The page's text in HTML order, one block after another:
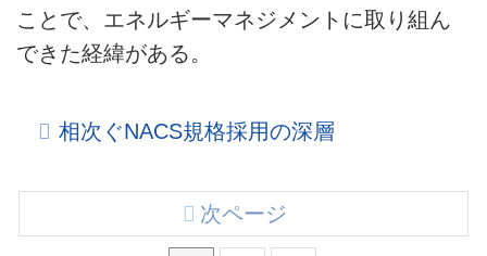
ことで、エネルギーマネジメントに取り組ん
できた経緯がある。
相次ぐNACS規格採用の深層
次ページ